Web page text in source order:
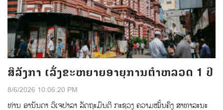
ສີລັງກາ ເລັ່ງຂະຫຍາຍອາຍຸການຕຳຫລວດ 1 ປີ
8/6/2026 10:06:20 PM
ທ່ານ ອານັນດາ ວິເຈປາລາ ລັດຖະມົນຕີ ກະຊວງ ຄວາມໝັ້ນຄົງ ສາທາລະນະ